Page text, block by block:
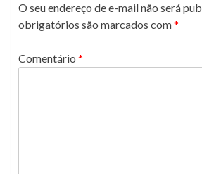
O seu endereço de e-mail não será
obrigatórios são marcados com*
Comentário *